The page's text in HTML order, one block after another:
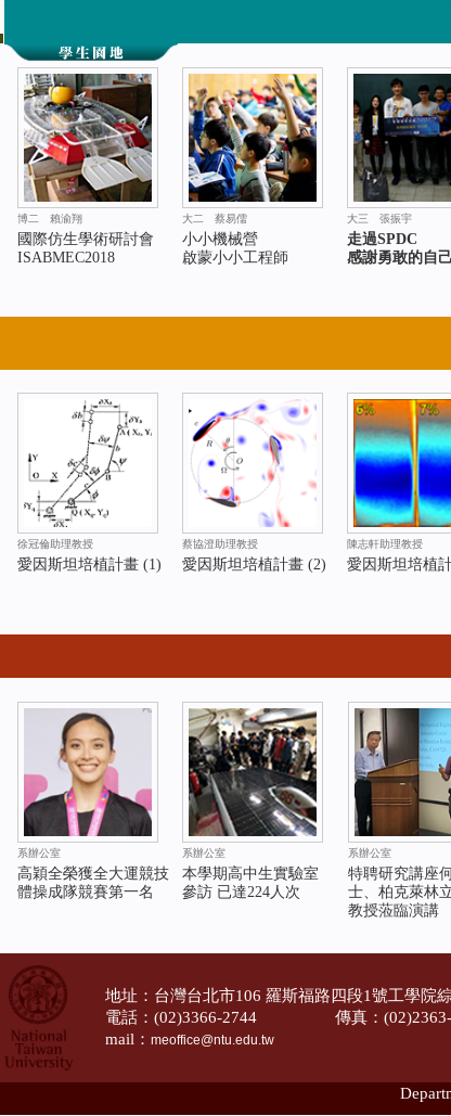
博二 賴渝翔
國際仿生學術研討會
ISABMEC2018
大二 蔡易儒
小小機械營
啟蒙小小工程師
大三 張振宇
走過SPDC
感謝勇敢的自
徐冠倫助理教授
愛因斯坦培植計畫 (1)
蔡協澄助理教授
愛因斯坦培植計畫 (2)
陳志軒助理教授
愛因斯坦培植
系辦公室
高穎全榮獲全大運競技
體操成隊競賽第一名
系辦公室
本學期高中生實驗室
參訪 已達224人次
系辦公室
特聘研究講座
士、柏克萊林
教授蒞臨演講
地址：台灣台北市106 羅斯福路四段1號工學院
電話：(02)3366-2744 傳真：(02)2363-
mail： meoffice@ntu.edu.tw